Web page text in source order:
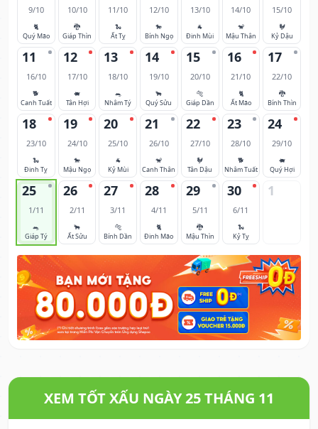
9/10
🐈
Quý Mão
10/10
🐉
Giáp Thìn
11/10
🐍
Ất Tỵ
12/10
🐎
Bính Ngọ
13/10
🐐
Đinh Mùi
14/10
🐒
Mậu Thân
15/10
🐓
Kỷ Dậu
11
16/10
🐕
Canh Tuất
12
17/10
🐖
Tân Hợi
13
18/10
🐀
Nhâm Tý
14
19/10
🐂
Quý Sửu
15
20/10
🐅
Giáp Dần
16
21/10
🐈
Ất Mão
17
22/10
🐉
Bính Thìn
18
23/10
🐍
Đinh Tỵ
19
24/10
🐎
Mậu Ngọ
20
25/10
🐐
Kỷ Mùi
21
26/10
🐒
Canh Thân
22
27/10
🐓
Tân Dậu
23
28/10
🐕
Nhâm Tuất
24
29/10
🐖
Quý Hợi
25
1/11
🐀
Giáp Tý
26
2/11
🐂
Ất Sửu
27
3/11
🐅
Bính Dần
28
4/11
🐈
Đinh Mão
29
5/11
🐉
Mậu Thìn
30
6/11
🐍
Kỷ Tỵ
1
XEM TỐT XẤU NGÀY 25 THÁNG 11